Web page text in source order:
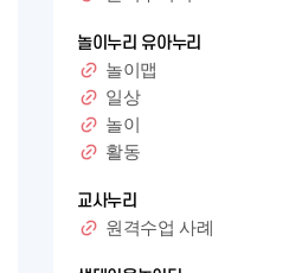
놀이누리 유아누리
놀이맵
일상
놀이
활동
교사누리
원격수업 사례